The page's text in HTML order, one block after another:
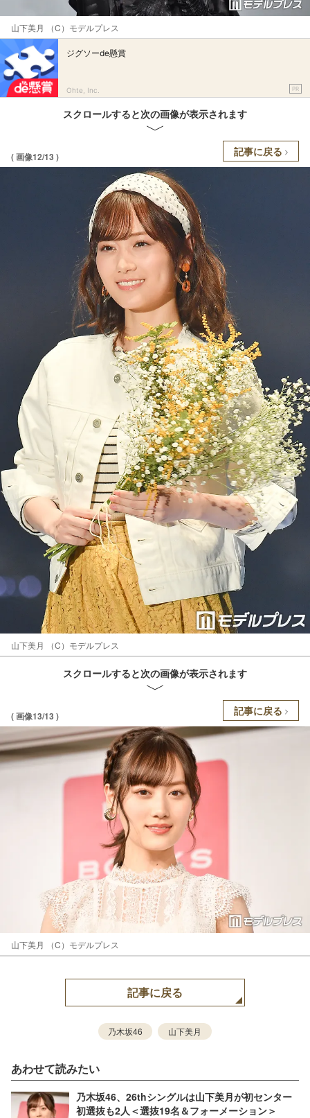
山下美月 （C）モデルプレス
ジグソーde懸賞
Ohte, Inc. PR
スクロールすると次の画像が表示されます
( 画像12/13 ) 記事に戻る
山下美月 （C）モデルプレス
スクロールすると次の画像が表示されます
( 画像13/13 ) 記事に戻る
山下美月 （C）モデルプレス
記事に戻る
乃木坂46 山下美月
あわせて読みたい
乃木坂46、26thシングルは山下美月が初センター
初選抜も2人＜選抜19名＆フォーメーション＞